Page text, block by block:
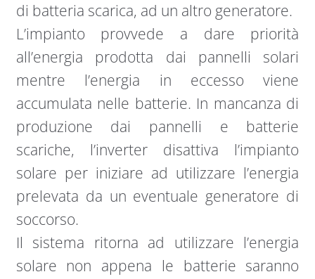
di batteria scarica, ad un altro generatore.
L’impianto provvede a dare priorità
all’energia prodotta dai pannelli solari
mentre l’energia in eccesso viene
accumulata nelle batterie. In mancanza di
produzione dai pannelli e batterie
scariche, l’inverter disattiva l’impianto
solare per iniziare ad utilizzare l’energia
prelevata da un eventuale generatore di
soccorso.
Il sistema ritorna ad utilizzare l’energia
solare non appena le batterie saranno